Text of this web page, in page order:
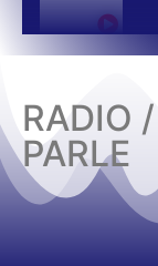
RADIO
PARLE